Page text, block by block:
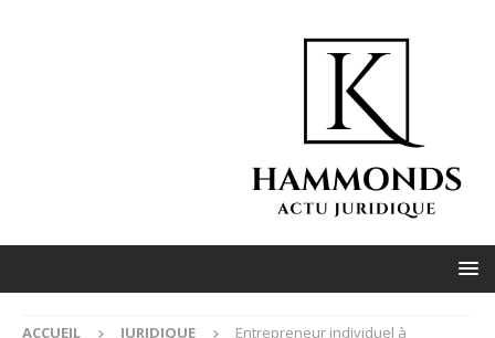
ACCUEIL JURIDIQUE
Entrepreneur individuel à